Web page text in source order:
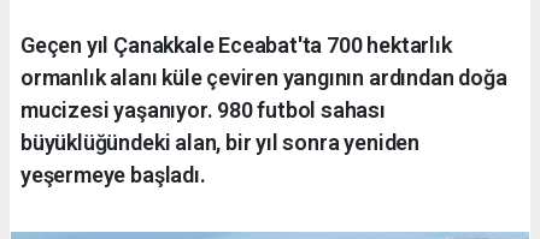
Geçen yıl Çanakkale Eceabat'ta 700 hektarlık
ormanlık alanı küle çeviren yangının ardından doğa
mucizesi yaşanıyor. 980 futbol sahası
büyüklüğündeki alan, bir yıl sonra yeniden
yeşermeye başladı.